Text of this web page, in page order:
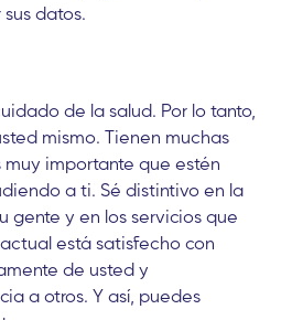
datos.
de la salud. Por lo tanto,
mismo. Tienen muchas
importante que estén
a ti. Sé distintivo en la
gente y en los servicios que
está satisfecho con
de usted y
a otros. Y así, puedes